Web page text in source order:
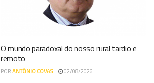
O mundo paradoxal do nosso rural tardio e
remoto
PORANTÓNIO COVAS 02/08/2026